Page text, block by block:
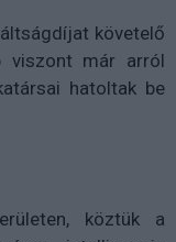
követelő
viszont már arról
hatoltak be
köztük a